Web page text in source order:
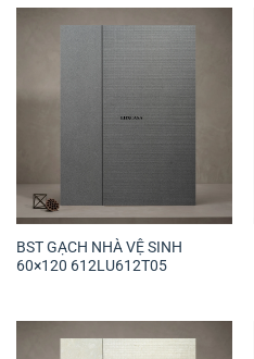
BST GẠCH NHÀ VỆ SINH
60×120 612LU612T05